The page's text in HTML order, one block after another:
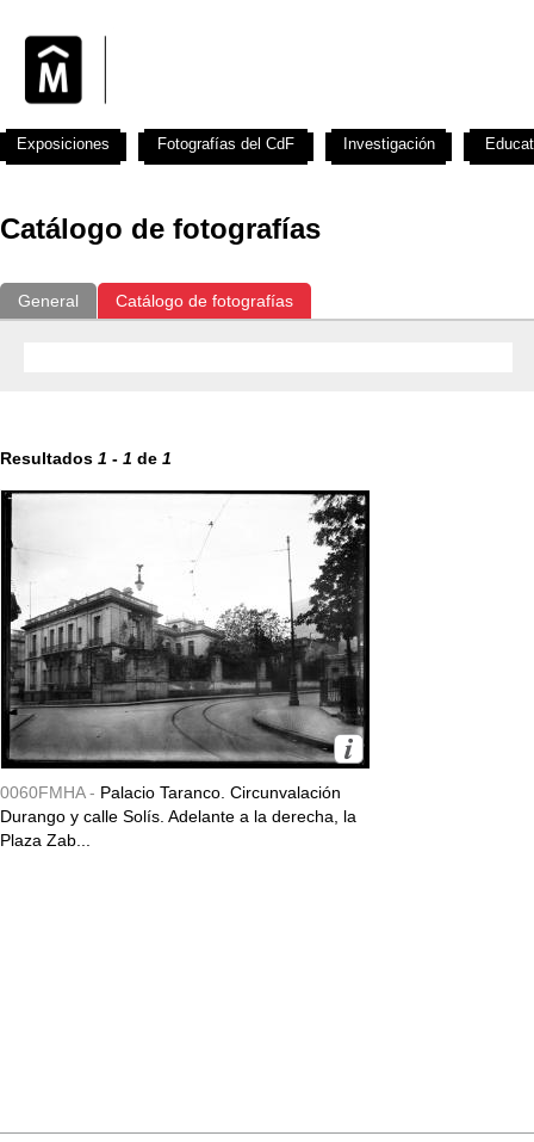
Catálogo de fotografías
General Catálogo de fotografías
Resultados 1 - 1 de 1
0060FMHA - Palacio Taranco. Circunvalación
Durango y calle Solís. Adelante a la derecha, la
Plaza Zab...
Exposiciones Fotografías del CdF Investigación